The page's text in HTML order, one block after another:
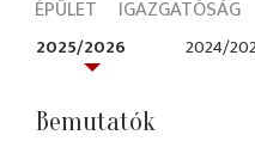
ÉPÜLET
IGAZGATÓSÁG
2025/2026 2024/
Bemutatók